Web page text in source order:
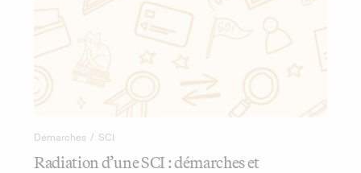
Démarches / SCI
Radiation d’une SCI : démarches et